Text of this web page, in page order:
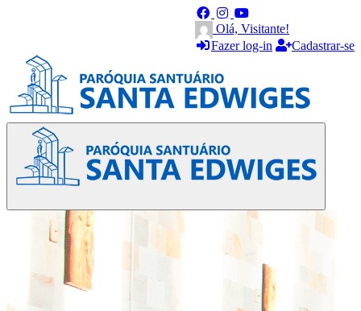
Olá, Visitante!
Fazer log-in
Cadastrar-se